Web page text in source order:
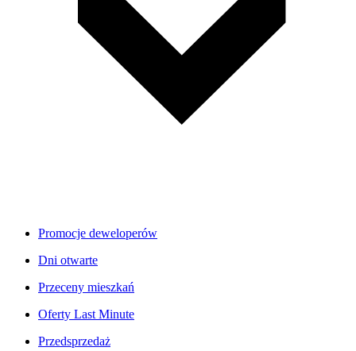
Promocje deweloperów
Dni otwarte
Przeceny mieszkań
Oferty Last Minute
Przedsprzedaż